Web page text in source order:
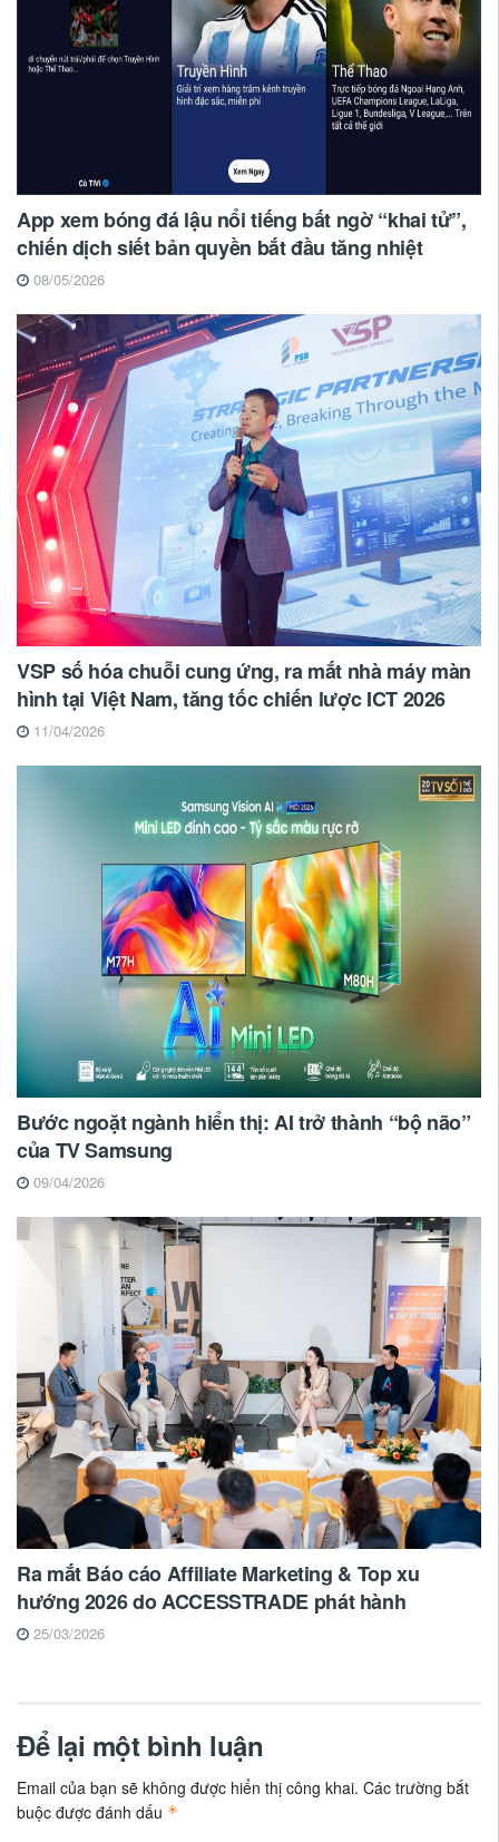
App xem bóng đá lậu nổi tiếng bất ngờ “khai tử”,
chiến dịch siết bản quyền bắt đầu tăng nhiệt
08/05/2026
VSP số hóa chuỗi cung ứng, ra mắt nhà máy màn
hình tại Việt Nam, tăng tốc chiến lược ICT 2026
11/04/2026
Bước ngoặt ngành hiển thị: AI trở thành “bộ não”
của TV Samsung
09/04/2026
Ra mắt Báo cáo Affiliate Marketing & Top xu
hướng 2026 do ACCESSTRADE phát hành
25/03/2026
Để lại một bình luận
Email của bạn sẽ không được hiển thị công khai. Các trường bắt
buộc được đánh dấu *